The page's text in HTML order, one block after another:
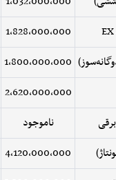
1,828,000,000
1,800,000,000
2,620,000,000
ناموجود
4,120,000,000